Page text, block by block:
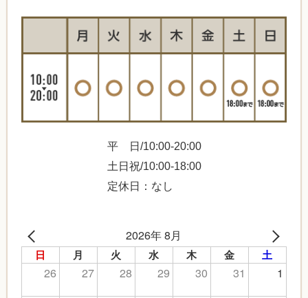
平 日/10:00-20:00
土日祝/10:00-18:00
定休日：なし
2026年 8月
日 月 火 水 木 金 土
26 27 28 29 30 31
1